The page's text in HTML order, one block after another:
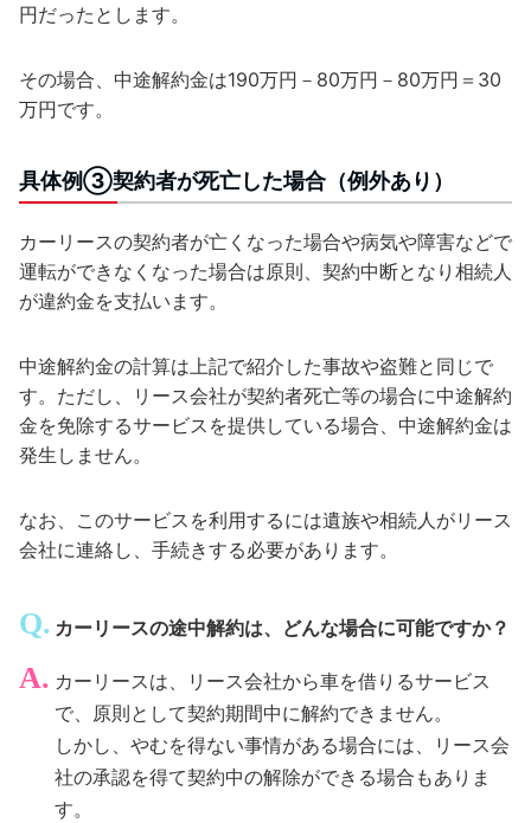
円だったとします。
その場合、中途解約金は190万円－80万円－80万円＝30
万円です。
具体例③契約者が死亡した場合（例外あり）
カーリースの契約者が亡くなった場合や病気や障害などで
運転ができなくなった場合は原則、契約中断となり相続人
が違約金を支払います。
中途解約金の計算は上記で紹介した事故や盗難と同じで
す。ただし、リース会社が契約者死亡等の場合に中途解約
金を免除するサービスを提供している場合、中途解約金は
発生しません。
なお、このサービスを利用するには遺族や相続人がリース
会社に連絡し、手続きする必要があります。
カーリースの途中解約は、どんな場合に可能ですか？
カーリースは、リース会社から車を借りるサービス
で、原則として契約期間中に解約できません。
しかし、やむを得ない事情がある場合には、リース会
社の承認を得て契約中の解除ができる場合もありま
す。